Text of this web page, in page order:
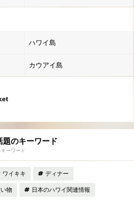
ハワイ島
カウアイ島
題のキーワード
ーワード
ワイキキ ディナー
物 日本のハワイ関連情報